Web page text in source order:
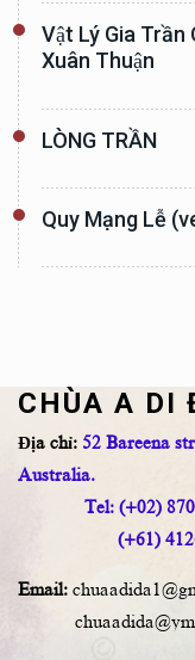
Vật Lý Gia Trần
Xuân Thuận
LÒNG TRẦN
Quy Mạng Lễ
CHÙA A DI
Địa chỉ: 52 Bareena
Australia.
Tel: (+02)
(+61)
Email: